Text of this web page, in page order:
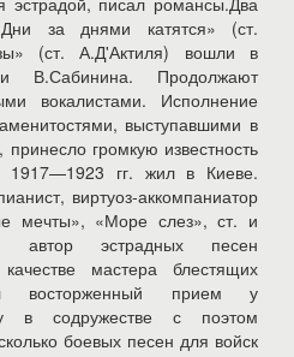
за днями катятся» (ст.
(ст. А.Д'Актиля) вошли в
В.Сабинина. Продолжают
вокалистами. Исполнение
выступавшими в
громкую известность
1917—1923 гг. жил в Киеве.
виртуоз-аккомпаниатор
мечты», «Море слез», ст. и
автор эстрадных песен
мастера блестящих
восторженный прием у
в содружестве с поэтом
боевых песен для войск